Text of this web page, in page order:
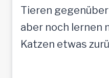
Tieren
aber noch lernen
Katzen etwas